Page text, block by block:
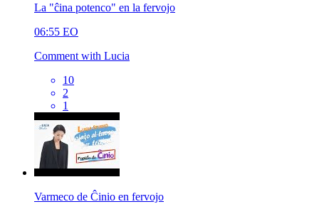
La "ĉina potenco" en la fervojo
06:55 EO
Comment with Lucia
10
2
1
Varmeco de Ĉinio en fervojo